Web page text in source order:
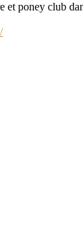
et poney club